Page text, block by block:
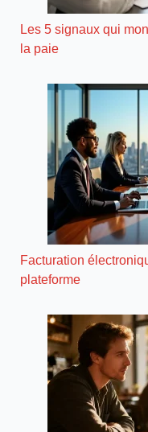
Les 5 signaux qui
la paie
Facturation
plateforme